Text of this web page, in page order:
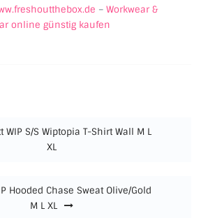
– Workwear &
online günstig kaufen
WIP S/S Wiptopia T-Shirt Wall M L
XL
Hooded Chase Sweat Olive/Gold
M L XL